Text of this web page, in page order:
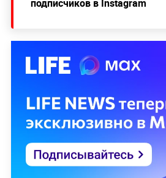
подписчиков в Instagram